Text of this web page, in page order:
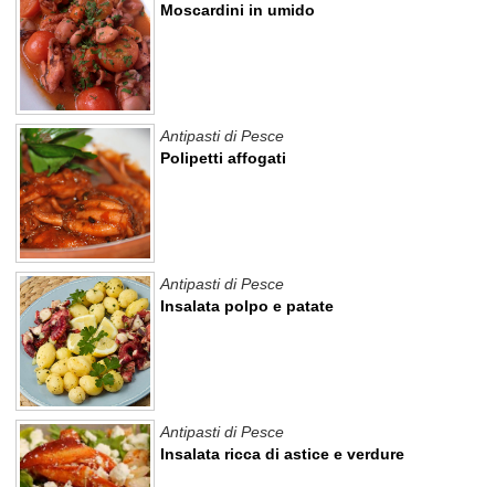
Moscardini in umido
Polipetti affogati
Antipasti di Pesce
Insalata polpo e patate
Antipasti di Pesce
Insalata ricca di astice e verdure
Antipasti di Pesce